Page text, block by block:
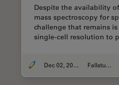
Despite the availability
mass spectroscopy for
challenge that remains
single-cell resolution to
Dec 02, 2024 Fallstudie